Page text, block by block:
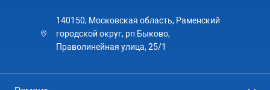
140150, Московская область, Раменский
городской округ, рп Быково,
Праволинейная улица, 25/1